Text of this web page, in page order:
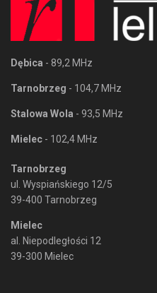
Dębica - 89,2 MHz
Tarnobrzeg - 104,7 MHz
Stalowa Wola - 93,5 MHz
Mielec - 102,4 MHz
Tarnobrzeg
ul. Wyspiańskiego 12/5
39-400 Tarnobrzeg
Mielec
al. Niepodległości 12
39-300 Mielec